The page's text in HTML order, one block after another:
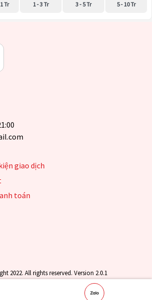
Tr 1 - 3 Tr 3 - 5 Tr 5 - 10 Tr
giao dịch
toán
2022. All rights reserved. Version 2.0.1